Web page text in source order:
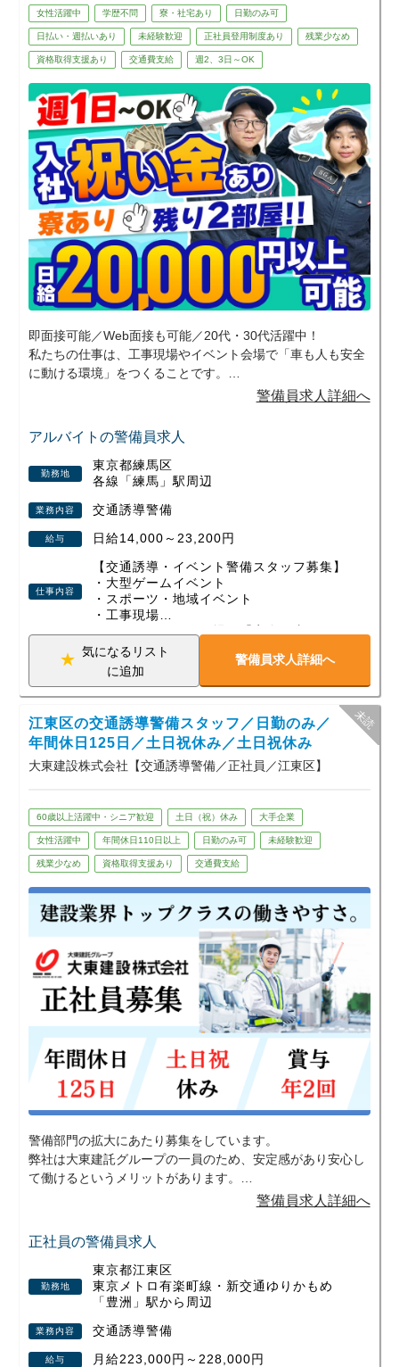
アルバイトの警備員求人
勤務地
東京都練馬区
各線「練馬」駅周辺
業務内容 交通誘導警備
給与 日給14,000～23,200円
仕事内容
【交通誘導・イベント警備スタッフ募集】
・大型ゲームイベント
・スポーツ・地域イベント
・工事現場
など、さまざまな現場で「安全を支える」
警備会社です。
若手スタッフも多数活躍中！
未経験スタートがほとんどなので、初めて
の警備バイトでも安心です。
年齢・経験不問！即採用×高収入
現場が早く終わっても【日給保証】がある
ので安心です。
・すぐお金が欲しい（日払いOK）
・イベントの裏側に関わってみたい
・Wワーク・副業を探している
・ガチガチな職場はちょっと苦手
★1つでも当てはまれば大歓迎！
■大型ゲームイベント警備の実績あり！
数万人規模の大型ゲームイベント警備の実
「イベントが好き」
「非日常な現場で働いてみたい」
そんな若手スタッフからも好評です。
※配属は希望・適性を考慮します
女性活躍中 学歴不問 寮・社宅あり 日勤のみ可
日払い・週払いあり 未経験歓迎 正社員登用制度あり 残業少なめ
資格取得支援あり 交通費支給 週2、3日～OK
即面接可能／Web面接も可能／20代・30代活躍中！
私たちの仕事は、工事現場やイベント会場で「車も人も安全
に動ける環境」をつくることです。
地域のお祭りやスポーツイベントなど、日常では味わえない
ベント警備の両方を経験できるため、飽きずに長く続けてい
ただけます。
勤務は日勤・夜勤の選択OK、週1日～無理なくスタート可
能。さらに現場が早く終わっても日給は全額保証されるの
で、安定した収入が得られます。
資格取得支援や各種手当、即入居できる寮など、安心して働
ける制度も整えています。
未経験から始めた方、定年後に新しい一歩を踏み出した方、
Wワークで働く方など、幅広い世代が活躍中！
少しでも興味を持っていただけたら、ぜひお気軽にご応募く
ださい。あなたの新しいスタートを全力で応援します！
警備員求人詳細へ
気になるリスト
に追加
警備員求人詳細へ
江東区の交通誘導警備スタッフ／日勤のみ／
年間休日125日／土日祝休み／土日祝休み
大東建設株式会社【交通誘導警備／正社員／江東区】
正社員の警備員求人
勤務地
東京都江東区
東京メトロ有楽町線・新交通ゆりかもめ
「豊洲」駅から周辺
業務内容 交通誘導警備
給与 月給223,000円～228,000円
60歳以上活躍中・シニア歓迎 土日（祝）休み 大手企業
女性活躍中 年間休日110日以上 日勤のみ可 未経験歓迎
残業少なめ 資格取得支援あり 交通費支給
警備部門の拡大にあたり募集をしています。
弊社は大東建託グループの一員のため、安定感があり安心し
て働けるというメリットがあります。
安定した環境で働きたい人や未経験から資格やスキルを身に
少しでも興味を持って頂けたら、是非ご応募ください。
警備員求人詳細へ